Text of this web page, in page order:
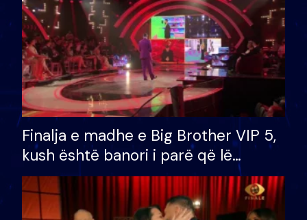
Finalja e madhe e Big Brother VIP 5,
kush është banori i parë që lë
shtëpinë dhe humb mundësinë për
të fituar çmimin e madh